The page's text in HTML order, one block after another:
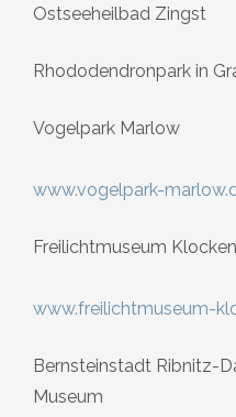
Ostseeheilbad Zingst
Rhododendronpark in
Vogelpark Marlow
www.vogelpark-
Freilichtmuseum
www.freilichtmuseum-
Bernsteinstadt Ribnitz-
Museum